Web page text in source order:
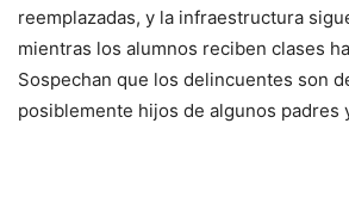
reemplazadas, y la infraestructura
mientras los alumnos reciben clases
Sospechan que los delincuentes son
posiblemente hijos de algunos padres